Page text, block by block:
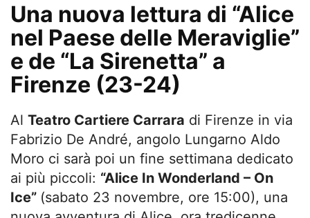
Una nuova lettura di “Alice
nel Paese delle Meraviglie”
e de “La Sirenetta” a
Firenze (23-24)
Al Teatro Cartiere Carrara di Firenze in via
Fabrizio De André, angolo Lungarno Aldo
Moro ci sarà poi un fine settimana dedicato
ai più piccoli: “Alice In Wonderland – On
Ice” (sabato 23 novembre, ore 15:00), una